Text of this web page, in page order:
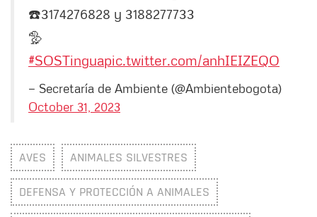
☎️3174276828 y 3188277733
🦤
#SOSTinguapic.twitter.com/anhIEIZEQO
— Secretaría de Ambiente (@Ambientebogota)
October 31, 2023
AVES ANIMALES SILVESTRES
DEFENSA Y PROTECCIÓN A ANIMALES